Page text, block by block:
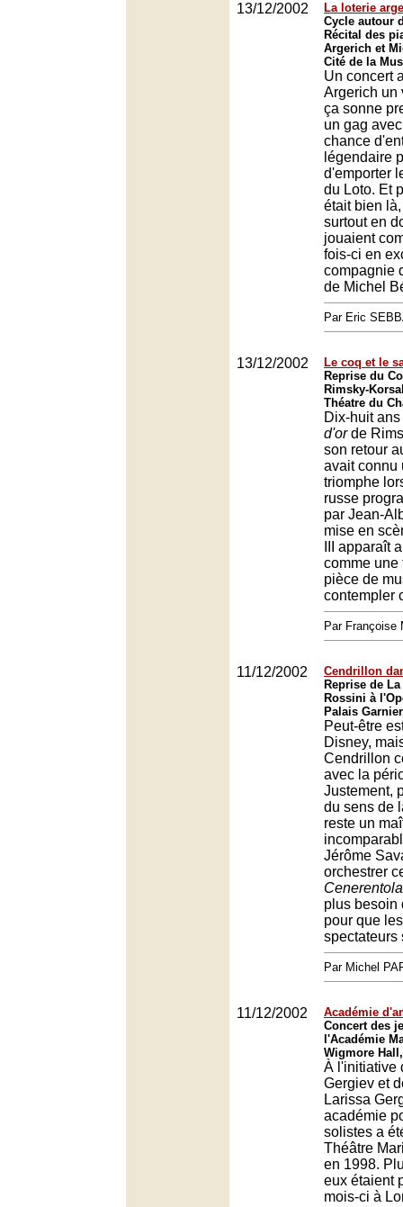
13/12/2002
La loterie
Cycle autour
Récital des
Argerich et
Cité de la
Un concert
Argerich un
ça sonne
un gag
chance
légendaire
d'emporter
du Loto. Et
était bien
surtout en
jouaient
fois-ci en
compagnie
de Michel
Par Eric
13/12/2002
Le coq et le
Reprise du
Rimsky-
Théatre du
Dix-huit
d'orde
son retour
avait connu
triomphe
russe
par Jean-
mise en
III apparaît
comme une
pièce de
contempler
Par Françoise
11/12/2002
Cendrillon
Reprise de
Rossini à
Palais
Peut-être
Disney,
Cendrillon
avec la
Justement,
du sens de
reste un
Jérôme
orchestrer
Cenerentola
plus besoin
pour que
spectateurs
Par Michel
11/12/2002
Académie
Concert des
l'Académie
Wigmore
À l'initiative
Gergiev et
Larissa
académie
solistes a
Théâtre
en 1998.
eux étaient
mois-ci à